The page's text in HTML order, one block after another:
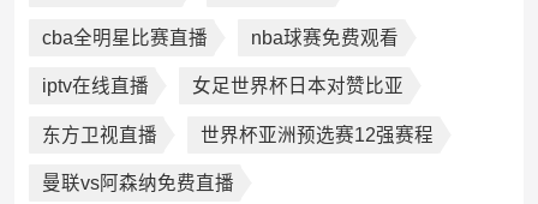
cba全明星比赛直播 nba球赛免费观看
iptv在线直播 女足世界杯日本对赞比亚
东方卫视直播 世界杯亚洲预选赛12强赛程
曼联vs阿森纳免费直播